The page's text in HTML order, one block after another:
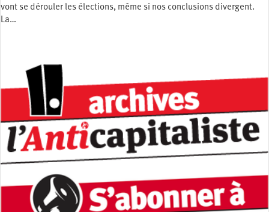
vont se dérouler les élections, même si nos conclusions divergent.
La…